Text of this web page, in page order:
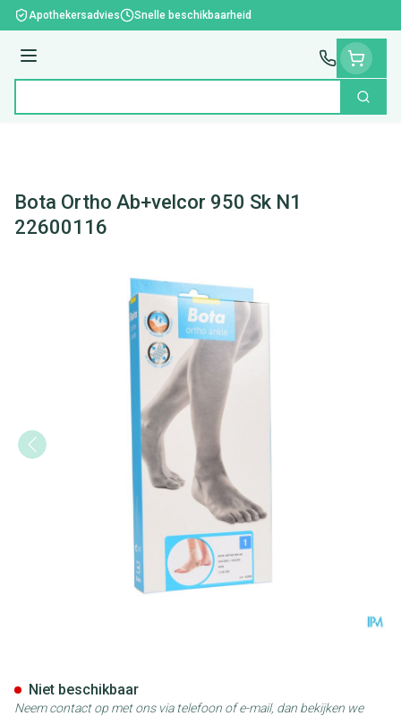
Ga naar de inhoud
Apothekersadvies Snelle beschikbaarheid
Menu
Zoek
Bota Ortho Ab+velcor 950 Sk N1
22600116
Niet beschikbaar
Neem contact op met ons via telefoon of e-mail, dan bekijken we